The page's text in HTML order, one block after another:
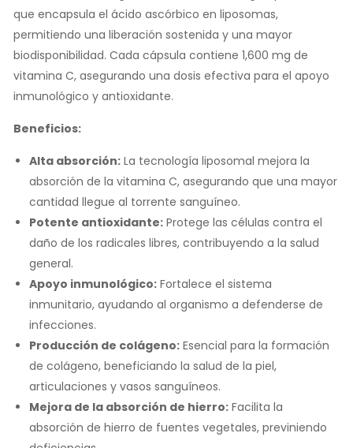
que encapsula el ácido ascórbico en liposomas,
permitiendo una liberación sostenida y una mayor
biodisponibilidad. Cada cápsula contiene 1,600 mg de
vitamina C, asegurando una dosis efectiva para el apoyo
inmunológico y antioxidante.
Beneficios:
Alta absorción: La tecnología liposomal mejora la
absorción de la vitamina C, asegurando que una mayor
cantidad llegue al torrente sanguíneo.
Potente antioxidante: Protege las células contra el
daño de los radicales libres, contribuyendo a la salud
general.
Apoyo inmunológico: Fortalece el sistema
inmunitario, ayudando al organismo a defenderse de
infecciones.
Producción de colágeno: Esencial para la formación
de colágeno, beneficiando la salud de la piel,
articulaciones y vasos sanguíneos.
Mejora de la absorción de hierro: Facilita la
absorción de hierro de fuentes vegetales, previniendo